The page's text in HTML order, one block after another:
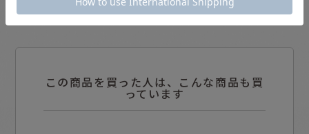
この商品を買った人は、こんな商品も買
っています